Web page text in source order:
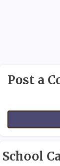
Post a
School